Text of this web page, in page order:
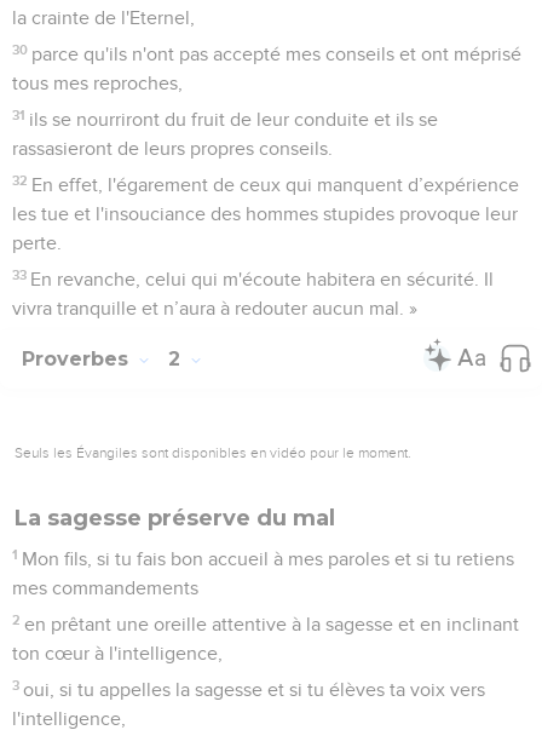
la crainte de l'Eternel,
30 parce qu'ils n'ont pas accepté mes conseils et ont méprisé
tous mes reproches,
31 ils se nourriront du fruit de leur conduite et ils se
rassasieront de leurs propres conseils.
32 En effet, l'égarement de ceux qui manquent d’expérience
les tue et l'insouciance des hommes stupides provoque leur
perte.
33 En revanche, celui qui m'écoute habitera en sécurité. Il
vivra tranquille et n’aura à redouter aucun mal. »
Proverbes 2
Seuls les Évangiles sont disponibles en vidéo pour le moment.
La sagesse préserve du mal
1 Mon fils, si tu fais bon accueil à mes paroles et si tu retiens
mes commandements
2 en prêtant une oreille attentive à la sagesse et en inclinant
ton cœur à l'intelligence,
3 oui, si tu appelles la sagesse et si tu élèves ta voix vers
l'intelligence,